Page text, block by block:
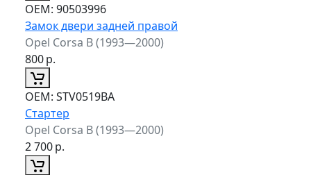
ОЕМ: 90503996
Замок двери задней правой
Opel Corsa B (1993—2000)
800р.
ОЕМ: STV0519BA
Стартер
Opel Corsa B (1993—2000)
2 700р.